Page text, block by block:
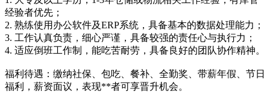
经验者优先；
2. 熟练使用办公软件及ERP系统，具备基本的数据处理能力；
3. 工作认真负责，细心严谨，具备较强的责任心与执行力；
4. 适应倒班工作制，能吃苦耐劳，具备良好的团队协作精神。
福利待遇：缴纳社保、包吃、餐补、全勤奖、带薪年假、节日
福利，薪资面议，表现**者可享晋升机会。